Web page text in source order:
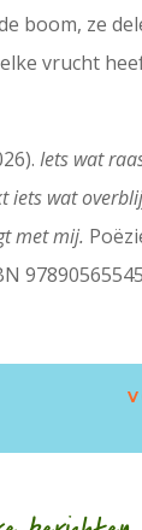
boom, ze
vrucht
Iets wat
iets wat
met mij.